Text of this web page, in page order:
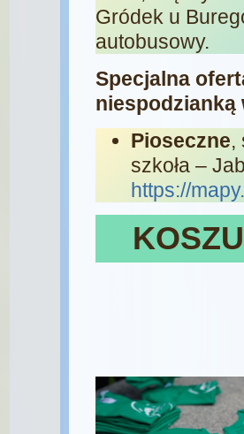
Gródek u
autobusowy.
Specjalna
niespodzianką
Pioseczne,
szkoła –
https://